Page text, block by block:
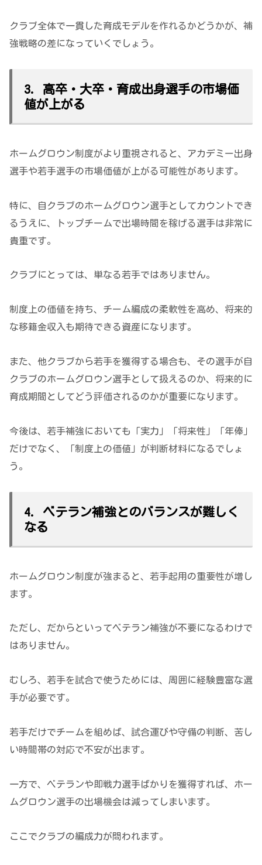
クラブ全体で一貫した育成モデルを作れるかどうかが、補
強戦略の差になっていくでしょう。
3. 高卒・大卒・育成出身選手の市場価
値が上がる
ホームグロウン制度がより重視されると、アカデミー出身
選手や若手選手の市場価値が上がる可能性があります。
特に、自クラブのホームグロウン選手としてカウントでき
るうえに、トップチームで出場時間を稼げる選手は非常に
貴重です。
クラブにとっては、単なる若手ではありません。
制度上の価値を持ち、チーム編成の柔軟性を高め、将来的
な移籍金収入も期待できる資産になります。
また、他クラブから若手を獲得する場合も、その選手が自
クラブのホームグロウン選手として扱えるのか、将来的に
育成期間としてどう評価されるのかが重要になります。
今後は、若手補強においても「実力」「将来性」「年俸」
だけでなく、「制度上の価値」が判断材料になるでしょ
う。
4. ベテラン補強とのバランスが難しく
なる
ホームグロウン制度が強まると、若手起用の重要性が増し
ます。
ただし、だからといってベテラン補強が不要になるわけで
はありません。
むしろ、若手を試合で使うためには、周囲に経験豊富な選
手が必要です。
若手だけでチームを組めば、試合運びや守備の判断、苦し
い時間帯の対応で不安が出ます。
一方で、ベテランや即戦力選手ばかりを獲得すれば、ホー
ムグロウン選手の出場機会は減ってしまいます。
ここでクラブの編成力が問われます。